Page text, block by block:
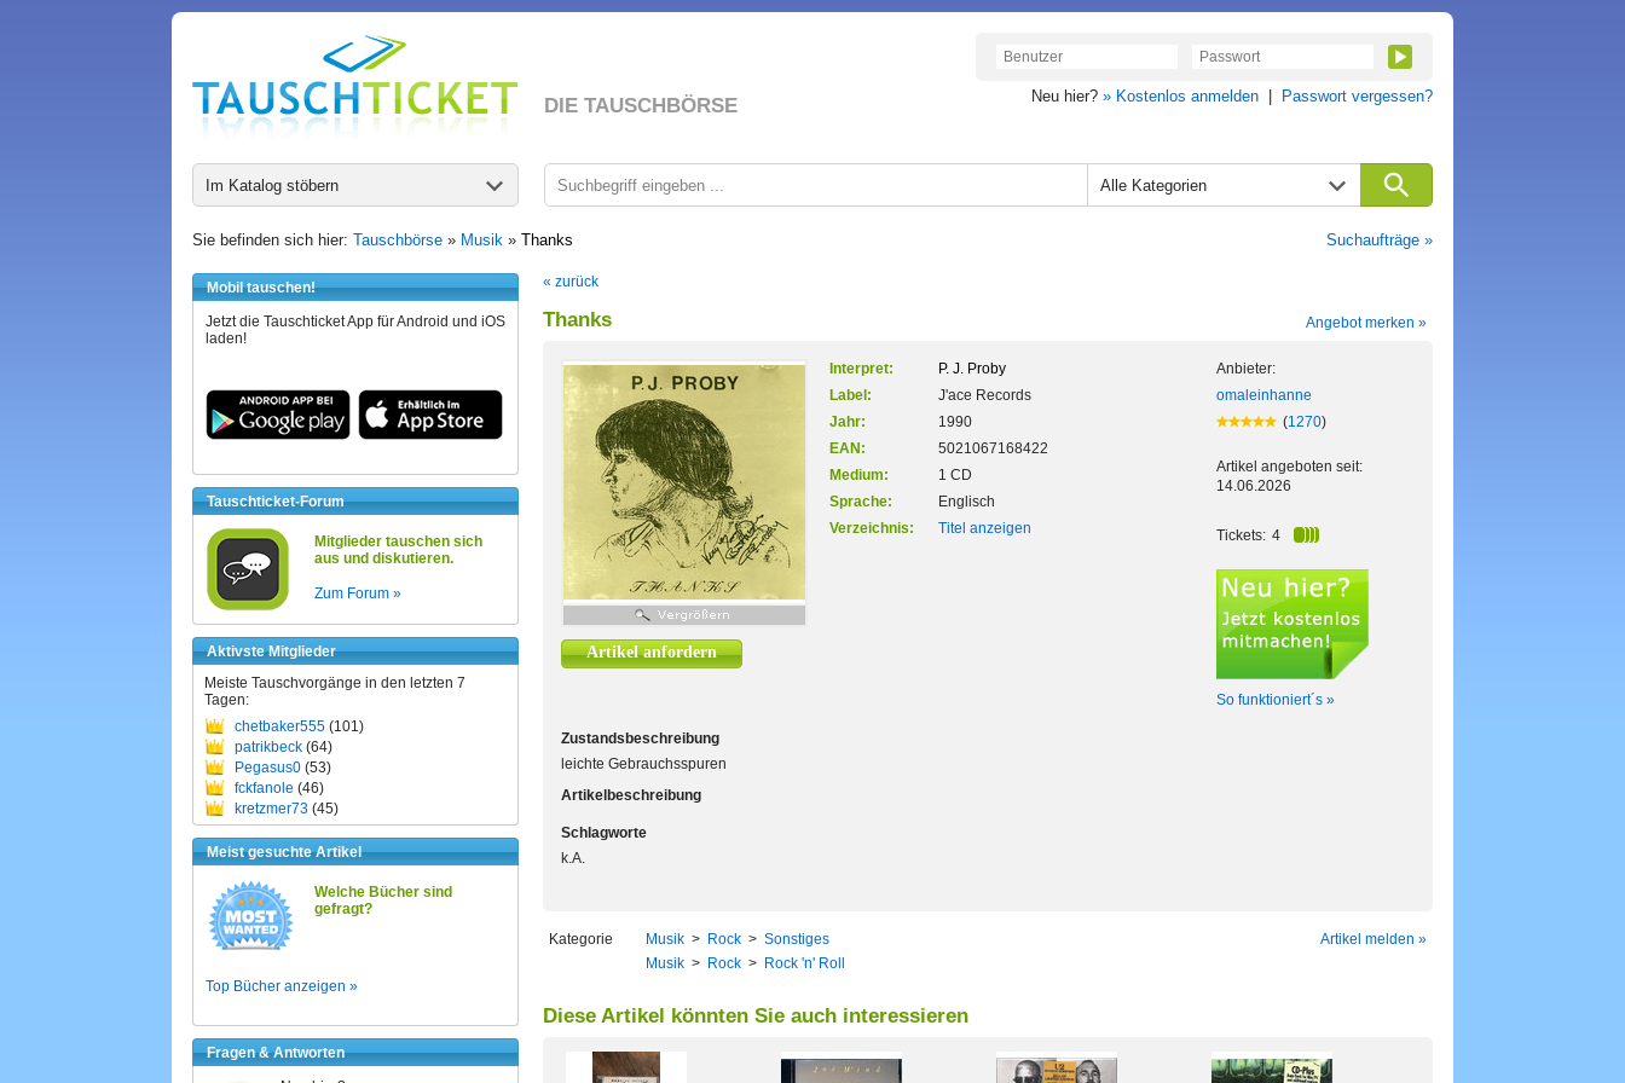
DIE TAUSCHBÖRSE Neu hier? » Kostenlos anmelden Passwort vergessen?
Im Katalog stöbern Alle Kategorien
Sie befinden sich hier: Tauschbörse » Musik » Thanks Suchaufträge »
Mobil tauschen!
Jetzt die Tauschticket App für Android und iOS
laden!
Tauschticket-Forum
Mitglieder tauschen sich
aus und diskutieren.
Zum Forum »
Aktivste Mitglieder
Meiste Tauschvorgänge in den letzten 7
Tagen:
chetbaker555 (101)
patrikbeck (64)
Pegasus0 (53)
fckfanole (46)
kretzmer73 (45)
Meist gesuchte Artikel
Welche Bücher sind
gefragt?
Top Bücher anzeigen »
Fragen & Antworten
« zurück
Thanks Angebot merken »
Artikel anfordern
Interpret:
P. J. Proby
Label:
J'ace Records
Jahr:
1990
EAN:
5021067168422
Medium:
1 CD
Sprache:
Englisch
Verzeichnis:
Titel anzeigen
Anbieter:
omaleinhanne
(1270)
Artikel angeboten seit:
14.06.2026
Tickets: 4
So funktioniert´s »
Zustandsbeschreibung
leichte Gebrauchsspuren
Artikelbeschreibung
Schlagworte
k.A.
Kategorie Musik > Rock > Sonstiges
Musik > Rock > Rock 'n' Roll
Artikel melden »
Diese Artikel könnten Sie auch interessieren